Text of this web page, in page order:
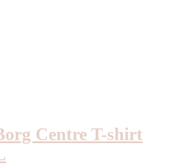
Centre T-shirt